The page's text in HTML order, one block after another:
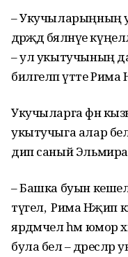
– Укучыларыңның
дәрәҗәдә бәяләнүе
– ул укытучының
билгеләп үтте Рима
Укучыларга фән
укытучыга алар
дип саный
– Башка буын
түгел, ә Рима
ярдәмчел һәм юмор
була белә – дәресләр